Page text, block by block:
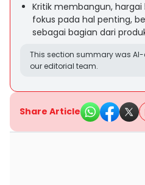
Kritik membangun,
fokus pada hal penting,
sebagai bagian dari
This section summary was
our editorial team.
Share Article